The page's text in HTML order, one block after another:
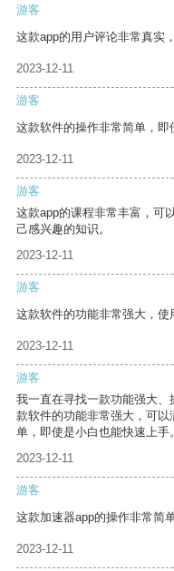
游客
这款app的用户评论非常真实
2023-12-11
游客
这款软件的操作非常简单，即
2023-12-11
游客
这款app的课程非常丰富，可
己感兴趣的知识。
2023-12-11
游客
这款软件的功能非常强大，使
2023-12-11
游客
我一直在寻找一款功能强大
款软件的功能非常强大，可
单，即使是小白也能快速上手。
2023-12-11
游客
这款加速器app的操作非常简
2023-12-11